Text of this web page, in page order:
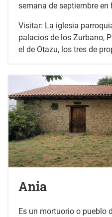
semana de septiembre en
Visitar: La iglesia
palacios de los Zurbano,
el de Otazu, los tres de
Ania
Es un mortuorio o pueblo